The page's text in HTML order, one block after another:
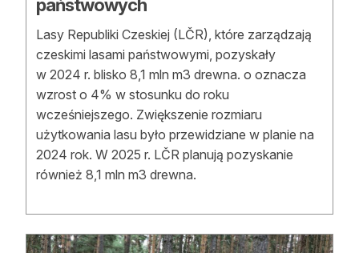
państwowych
Lasy Republiki Czeskiej (LČR), które zarządzają
czeskimi lasami państwowymi, pozyskały
w 2024 r. blisko 8,1 mln m3 drewna. o oznacza
wzrost o 4% w stosunku do roku
wcześniejszego. Zwiększenie rozmiaru
użytkowania lasu było przewidziane w planie na
2024 rok. W 2025 r. LČR planują pozyskanie
również 8,1 mln m3 drewna.